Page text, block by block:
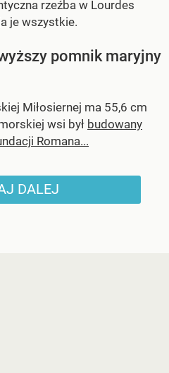
rzeźba w Lourdes
je wszystkie.
pomnik maryjny
Miłosiernej ma 55,6 cm
wsi był budowany
Romana...
DALEJ